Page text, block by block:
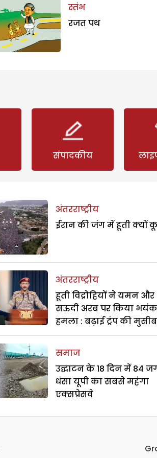
स्तंभ
रजत पथ
संपादकीय
अंतरराष्ट्रीय
ईरान की जंग में हूती क्यों
अंतरराष्ट्रीय
हूती विद्रोहियों ने यमन और
सऊदी अरब पर किया
हमला : बढ़ाई ट्रंप की
समाज
उद्घाटन के 18 दिन में 84
धंसा यूपी का सबसे महंगा
एक्सप्रेसवे